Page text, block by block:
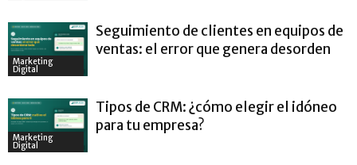
Marketing
Digital
Seguimiento de clientes en equipos de
ventas: el error que genera desorden
Marketing
Digital
Tipos de CRM: ¿cómo elegir el idóneo
para tu empresa?